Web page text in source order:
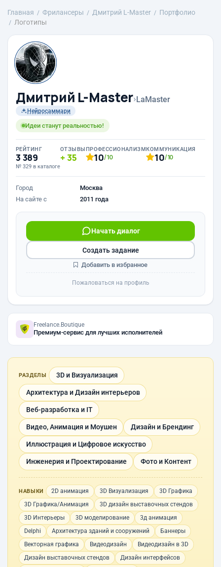
Главная Фрилансеры Дмитрий L-Master
Портфолио
Логотипы
Дмитрий L-Master›LaMaster
Нейросаммари
Идеи станут реальностью!
РЕЙТИНГ
3 389
№ 329 в каталоге
ОТЗЫВЫ
35
ПРОФЕССИОНАЛИЗМ
10/10
КОММУНИКАЦИЯ
10/10
Город
Москва
На сайте с
2011 года
Начать диалог
Создать задание
Добавить в избранное
Пожаловаться на профиль
Freelance.Boutique
Премиум-сервис для лучших исполнителей
РАЗДЕЛЫ 3D и Визуализация
Архитектура и Дизайн интерьеров
Веб-разработка и IT
Видео, Анимация и Моушен Дизайн и Брендинг
Иллюстрация и Цифровое искусство
Инженерия и Проектирование Фото и Контент
НАВЫКИ 2D анимация 3D Визуализация
3D Графика
3D Графика/Анимация
3D дизайн выставочных стендов
3D Интерьеры
3D моделирование
3д анимация
Delphi
Архитектура зданий и сооружений
Баннеры
Векторная графика
Видеодизайн
Видеодизайн в 3D
Дизайн выставочных стендов
Дизайн интерфейсов